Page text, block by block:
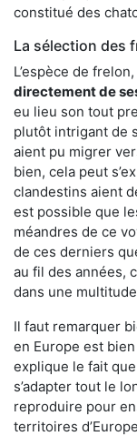
constitué des
La sélection des
L’espèce de
directement de
eu lieu son tout
plutôt intrigant de
aient pu migrer
bien, cela peut
clandestins aient
est possible que
méandres de ce
de ces derniers
au fil des années,
dans une
Il faut remarquer
en Europe est bien
explique le fait
s’adapter tout le
reproduire pour
territoires